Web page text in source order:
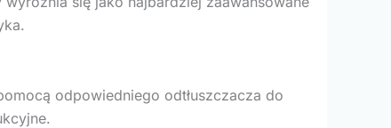
odpowiedniego odtłuszczacza do